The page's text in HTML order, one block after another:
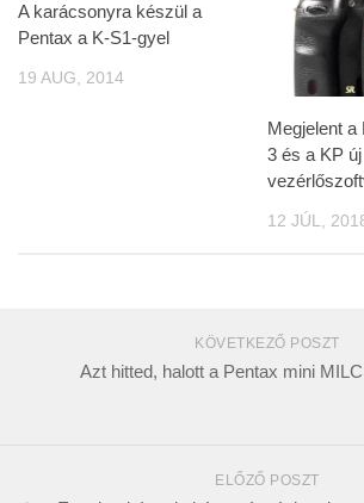
A karácsonyra készül a
Pentax a K-S1-gyel
19 AUG, 2014
Megjelent a
3 és a KP új
12 JÚL,
KÖVETKEZŐ POSZT
Azt hitted, halott a Pentax mini
ELŐZŐ POSZT